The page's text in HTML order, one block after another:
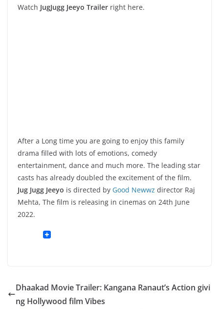
Watch JugJugg Jeeyo Trailer right here.
After a Long time you are going to enjoy this family
drama filled with lots of emotions, comedy
entertainment, dance and much more. The leading star
casts has already doubled the excitement of the film.
Jug Jugg Jeeyo is directed by Good Newwz director Raj
Mehta, The film is releasing in cinemas on 24th June
2022.
Dhaakad Movie Trailer: Kangana Ranaut’s Action givi
ng Hollywood film Vibes